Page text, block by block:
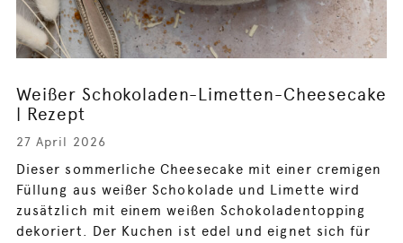
Weißer Schokoladen-Limetten-Cheesecake
| Rezept
27 April 2026
Dieser sommerliche Cheesecake mit einer cremigen
Füllung aus weißer Schokolade und Limette wird
zusätzlich mit einem weißen Schokoladentopping
dekoriert. Der Kuchen ist edel und eignet sich für